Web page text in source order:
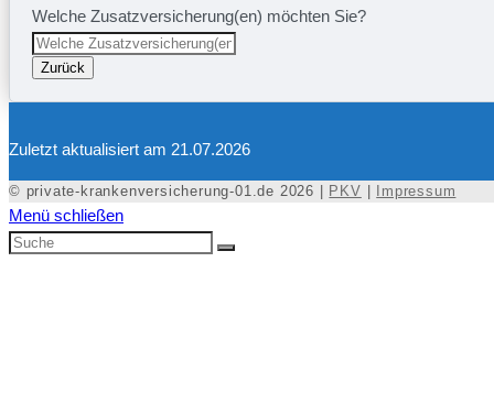
Welche Zusatzversicherung(en) möchten Sie?
Zurück
Zuletzt aktualisiert am 21.07.2026
© private-krankenversicherung-01.de 2026 | PKV Impressum
Menü schließen